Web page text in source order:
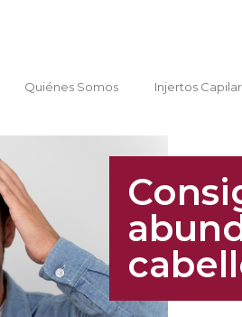
Quiénes Somos Injertos